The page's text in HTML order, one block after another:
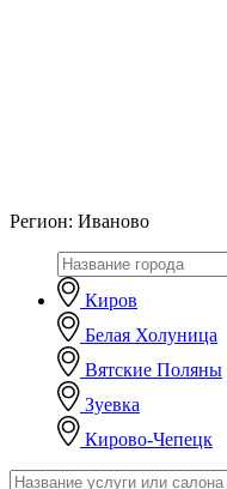
Регион: Иваново
Киров
Белая Холуница
Вятские Поляны
Зуевка
Кирово-Чепецк